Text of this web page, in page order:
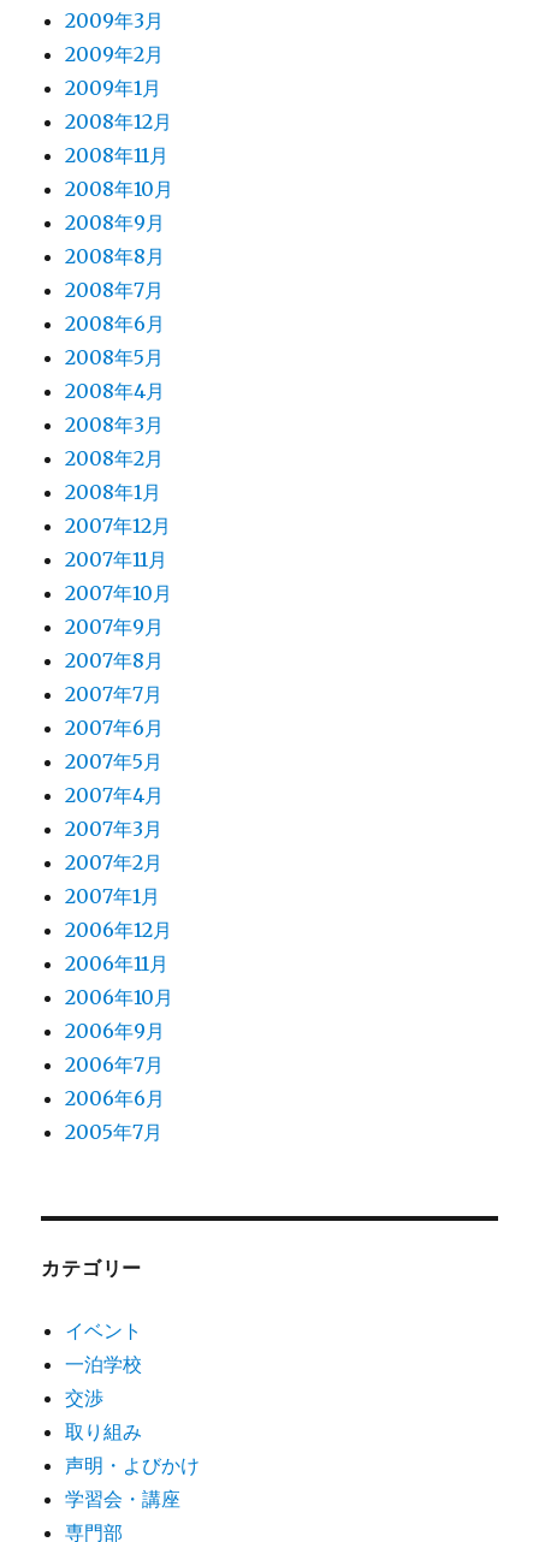
2009年3月
2009年2月
2009年1月
2008年12月
2008年11月
2008年10月
2008年9月
2008年8月
2008年7月
2008年6月
2008年5月
2008年4月
2008年3月
2008年2月
2008年1月
2007年12月
2007年11月
2007年10月
2007年9月
2007年8月
2007年7月
2007年6月
2007年5月
2007年4月
2007年3月
2007年2月
2007年1月
2006年12月
2006年11月
2006年10月
2006年9月
2006年7月
2006年6月
2005年7月
カテゴリー
イベント
一泊学校
交渉
取り組み
声明・よびかけ
学習会・講座
専門部